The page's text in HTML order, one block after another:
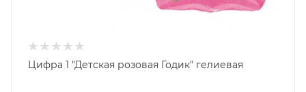
Цифра 1 "Детская розовая Годик" гелиевая